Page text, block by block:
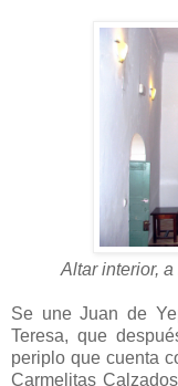
Altar interior,
Se une Juan de
Teresa, que
periplo que cuenta
Carmelitas